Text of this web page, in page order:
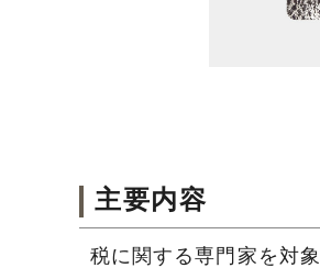
主要内容
税に関する専門家を対